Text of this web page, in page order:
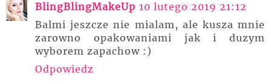
BlingBlingMakeUp 10 lutego 2019 21:12
Balmi jeszcze nie mialam, ale kusza mnie
zarowno opakowaniami jak i duzym
wyborem zapachow :)
Odpowiedz